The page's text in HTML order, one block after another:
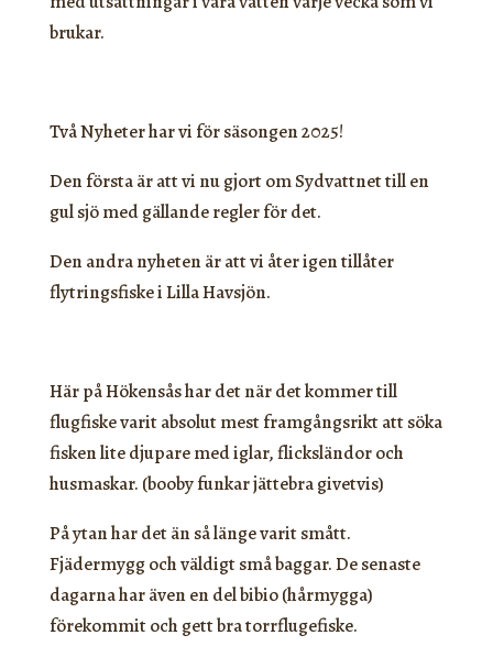
brukar.
Två Nyheter har vi för säsongen 2025!
Den första är att vi nu gjort om Sydvattnet till en
gul sjö med gällande regler för det.
Den andra nyheten är att vi åter igen tillåter
flytringsfiske i Lilla Havsjön.
Här på Hökensås har det när det kommer till
flugfiske varit absolut mest framgångsrikt att söka
fisken lite djupare med iglar, flicksländor och
husmaskar. (booby funkar jättebra givetvis)
På ytan har det än så länge varit smått.
Fjädermygg och väldigt små baggar. De senaste
dagarna har även en del bibio (hårmygga)
förekommit och gett bra torrflugefiske.